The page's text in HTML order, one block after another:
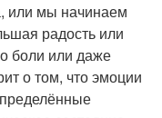
или мы начинаем
радость или
боли или даже
о том, что эмоции